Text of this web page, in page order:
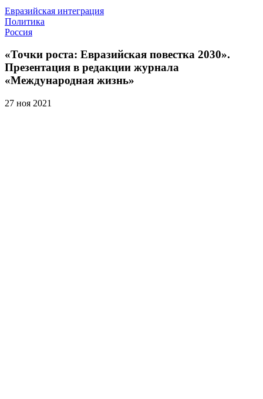
Евразийская интеграция
Политика
Россия
«Точки роста: Евразийская повестка 2030».
Презентация в редакции журнала
«Международная жизнь»
27 ноя 2021